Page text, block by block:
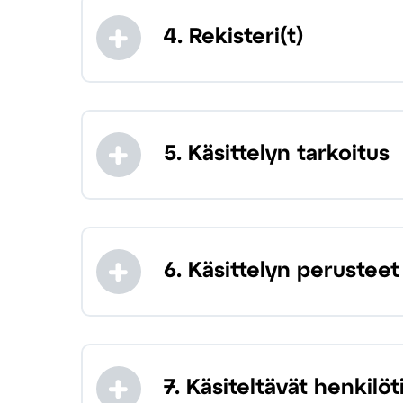
4. Rekisteri(t)
5. Käsittelyn tarkoitus
6. Käsittelyn perusteet
7. Käsiteltävät